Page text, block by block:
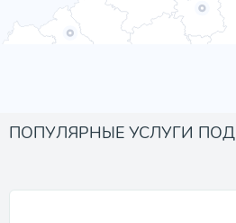
ПОПУЛЯРНЫЕ УСЛУГИ